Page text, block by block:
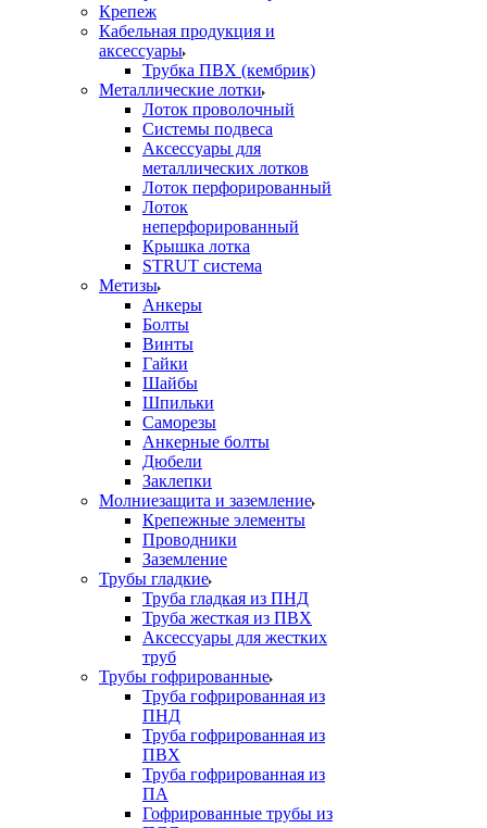
Крепеж
Кабельная продукция и
аксессуары
Трубка ПВХ (кембрик)
Металлические лотки
Лоток проволочный
Системы подвеса
Аксессуары для
металлических лотков
Лоток перфорированный
Лоток
неперфорированный
Крышка лотка
STRUT система
Метизы
Анкеры
Болты
Винты
Гайки
Шайбы
Шпильки
Саморезы
Анкерные болты
Дюбели
Заклепки
Молниезащита и заземление
Крепежные элементы
Проводники
Заземление
Трубы гладкие
Труба гладкая из ПНД
Труба жесткая из ПВХ
Аксессуары для жестких
труб
Трубы гофрированные
Труба гофрированная из
ПНД
Труба гофрированная из
ПВХ
Труба гофрированная из
ПА
Гофрированные трубы из